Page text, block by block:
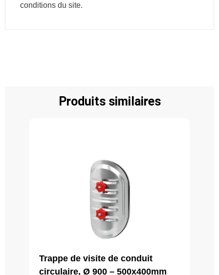
conditions du site.
Produits similaires
Trappe de visite de conduit
circulaire, Ø 900 – 500x400mm